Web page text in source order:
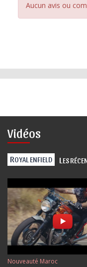
Aucun avis ou
Vidéos
ROYAL ENFIELD L ES
Nouveauté Maroc